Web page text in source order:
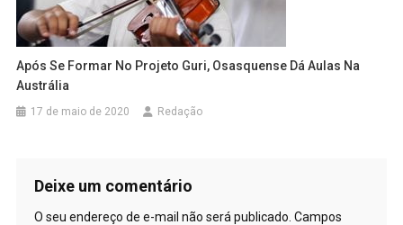
Após Se Formar No Projeto Guri, Osasquense Dá Aulas Na
Austrália
17 de maio de 2020 Redação
Deixe um comentário
O seu endereço de e-mail não será publicado. Campos